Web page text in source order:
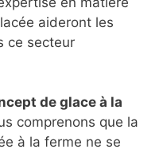
aideront les
ce secteur
de glace à la
comprenons que la
à la ferme ne se